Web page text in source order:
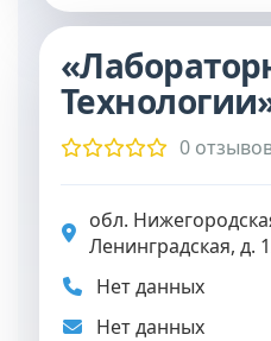
0
обл.
Ленинградская, д.
Нет данных
Нет данных